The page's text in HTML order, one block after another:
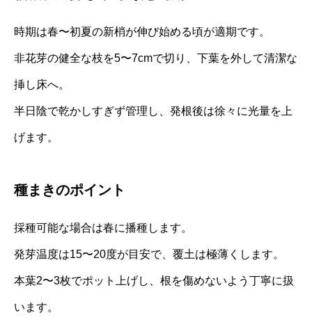
時期は春〜初夏の新梢が伸び始める頃が適期です。
非花芽の健全な枝を5〜7cmで切り、下葉を外して清潔な
挿し床へ。
半日陰で乾かしすぎず管理し、発根後は徐々に光量を上
げます。
種まきのポイント
採種可能な場合は春に播種します。
発芽温度は15〜20度が目安で、覆土は極薄くします。
本葉2〜3枚でポット上げし、根を傷めないよう丁寧に扱
います。